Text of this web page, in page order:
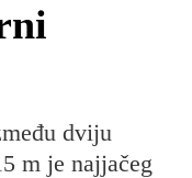
dviju
m je najjačeg